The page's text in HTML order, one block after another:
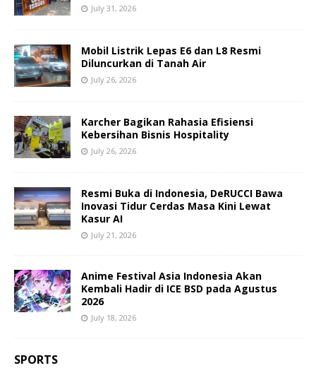
July 31, 2026
Mobil Listrik Lepas E6 dan L8 Resmi
Diluncurkan di Tanah Air
July 26, 2026
Karcher Bagikan Rahasia Efisiensi
Kebersihan Bisnis Hospitality
July 26, 2026
Resmi Buka di Indonesia, DeRUCCI Bawa
Inovasi Tidur Cerdas Masa Kini Lewat
Kasur AI
July 21, 2026
Anime Festival Asia Indonesia Akan
Kembali Hadir di ICE BSD pada Agustus
2026
July 18, 2026
SPORTS